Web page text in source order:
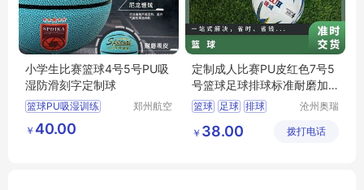
小学生比赛篮球4号5号PU吸
湿防滑刻字定制球
篮球PU吸湿训练
篮球4号5号
小学生比赛篮球
郑州航空
￥ 40.00
定制成人比赛PU皮红色7号5
号篮球足球排球标准耐磨加
印logo
篮球 足球 排球
学校专用足球
沧州奥瑞
制造有限
￥ 38.00 拨打电话